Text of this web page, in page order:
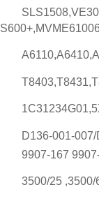
D136-001-
9907-167
3500/25